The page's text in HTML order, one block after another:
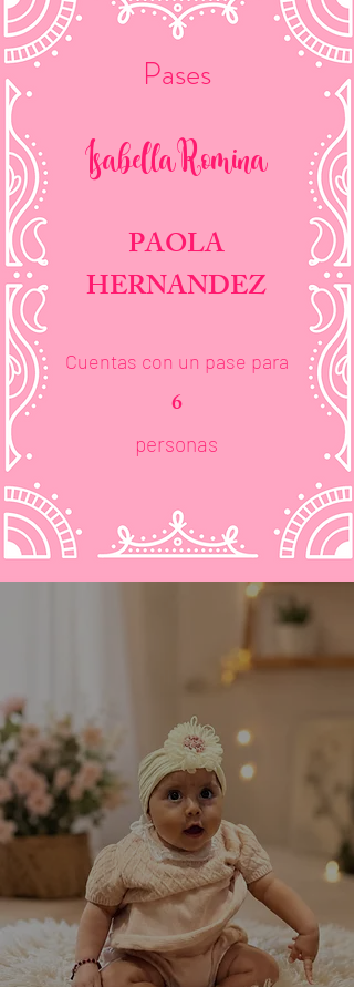
Pases
PAOLA
HERNANDEZ
Cuentas con un pase para
6
personas
Isabella Romina